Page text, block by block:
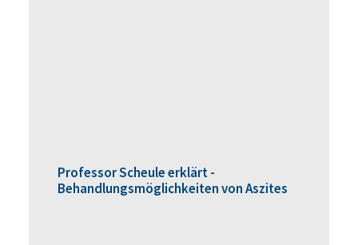
Professor Scheule erklärt -
Behandlungsmöglichkeiten von Aszites